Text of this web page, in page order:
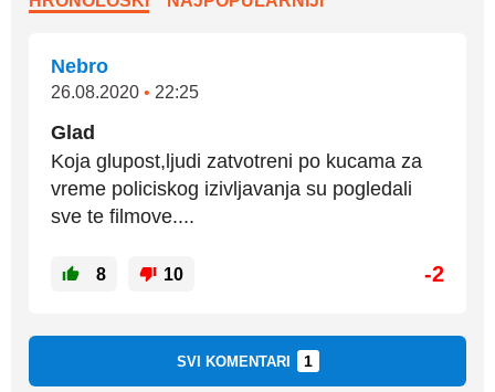
Nebro
26.08.2020 • 22:25
Glad
Koja glupost,ljudi zatvotreni po kucama za
vreme policiskog izivljavanja su pogledali
sve te filmove....
8 10 -2
SVI KOMENTARI 1